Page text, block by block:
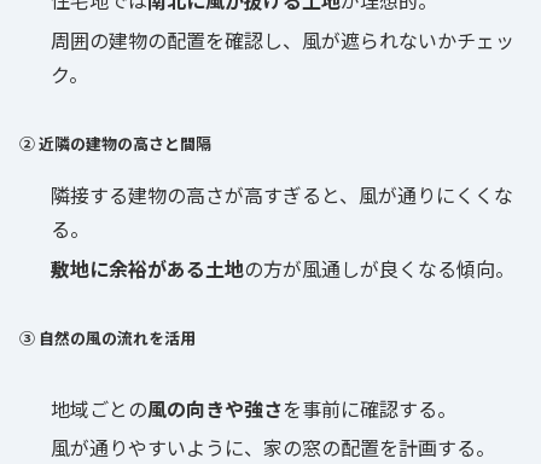
周囲の建物の配置を確認し、風が遮られないかチェッ
ク。
② 近隣の建物の高さと間隔
隣接する建物の高さが高すぎると、風が通りにくくな
る。
敷地に余裕がある土地の方が風通しが良くなる傾向。
③ 自然の風の流れを活用
地域ごとの風の向きや強さを事前に確認する。
風が通りやすいように、家の窓の配置を計画する。